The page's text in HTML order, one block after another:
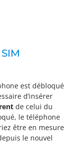
est débloqué
d’insérer
de celui du
le téléphone
être en mesure
le nouvel